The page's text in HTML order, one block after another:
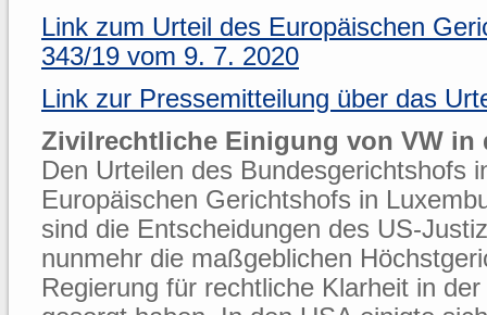
Link zum Urteil des Europäischen
343/19 vom 9. 7. 2020
Link zur Pressemitteilung über das
Zivilrechtliche Einigung von VW in
Den Urteilen des Bundesgerichtshofs
Europäischen Gerichtshofs in
sind die Entscheidungen des US-
nunmehr die maßgeblichen
Regierung für rechtliche Klarheit in